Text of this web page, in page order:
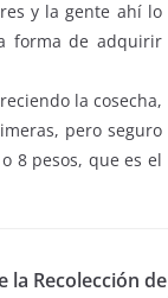
y la gente ahí lo
forma de adquirir
la cosecha,
pero seguro
8 pesos, que es el
la Recolección de